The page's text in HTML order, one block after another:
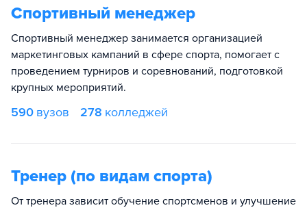
Спортивный менеджер
Спортивный менеджер занимается организацией
маркетинговых кампаний в сфере спорта, помогает с
проведением турниров и соревнований, подготовкой
крупных мероприятий.
590 вузов 278 колледжей
Тренер (по видам спорта)
От тренера зависит обучение спортсменов и улучшение